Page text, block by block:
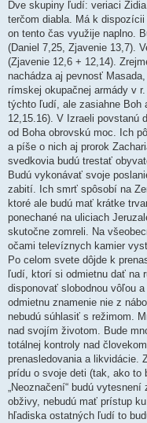
Dve skupiny ľudí: veriaci
terčom diabla. Má k
on tento čas využije naplno.
(Daniel 7,25, Zjavenie 13,7).
(Zjavenie 12,6 + 12,14).
nachádza aj pevnosť
rímskej okupačnej armády v
týchto ľudí, ale zasiahne Boh
12,15.16). V Izraeli povstanú
od Boha obrovskú moc. Ich
a píše o nich aj prorok
svedkovia budú trestať
Budú vykonávať svoje
zabití. Ich smrť spôsobí na
ktoré ale budú mať krátke
ponechané na uliciach
skutočne zomreli. Na
očami televíznych kamier
Po celom svete dôjde k
ľudí, ktorí si odmietnu dať na
disponovať slobodnou vôľou
odmietnu znamenie nie z
nebudú súhlasiť s režimom.
nad svojím životom. Bude
totálnej kontroly nad
prenasledovania a likvidácie.
prídu o svoje deti (tak, ako to
„Neoznačení“ budú
obživy, nebudú mať prístup
hľadiska ostatných ľudí to